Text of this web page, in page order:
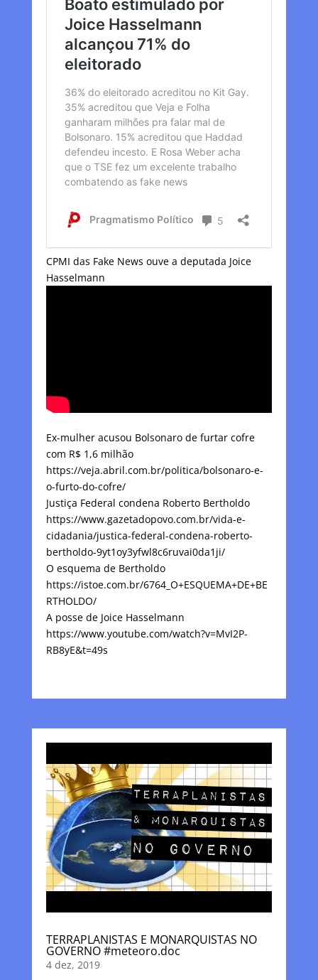
CPMI das Fake News ouve a deputada Joice
Hasselmann
Ex-mulher acusou Bolsonaro de furtar cofre
com R$ 1,6 milhão
https://veja.abril.com.br/politica/bolsonaro-e-
o-furto-do-cofre/
Justiça Federal condena Roberto Bertholdo
https://www.gazetadopovo.com.br/vida-e-
cidadania/justica-federal-condena-roberto-
bertholdo-9yt1oy3yfwl8c6ruvai0da1ji/
O esquema de Bertholdo
https://istoe.com.br/6764_O+ESQUEMA+DE+BE
RTHOLDO/
A posse de Joice Hasselmann
https://www.youtube.com/watch?v=MvI2P-
RB8yE&t=49s
TERRAPLANISTAS E MONARQUISTAS NO
GOVERNO #meteoro.doc
4 dez, 2019